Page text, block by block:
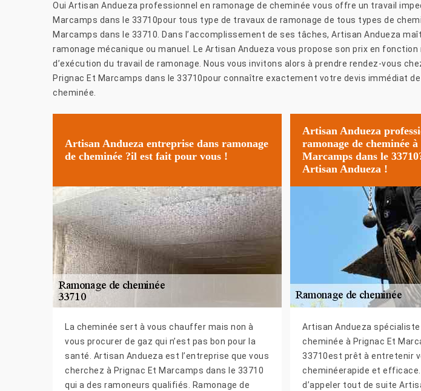
Oui Artisan Andueza professionnel en ramonage de cheminée vous offre un travail
Marcamps dans le 33710pour tous type de travaux de ramonage de tous types de
Marcamps dans le 33710. Dans l’accomplissement de ses tâches, Artisan Andueza
ramonage mécanique ou manuel. Le Artisan Andueza vous propose son prix en
d’exécution du travail de ramonage. Nous vous invitons alors à prendre rendez-vous
Prignac Et Marcamps dans le 33710pour connaître exactement votre devis immédiat
cheminée.
Artisan Andueza entreprise dans ramonage
de cheminée ?il est fait pour vous !
La cheminée sert à vous chauffer mais non à
vous procurer de gaz qui n’est pas bon pour la
santé. Artisan Andueza est l’entreprise que vous
cherchez à Prignac Et Marcamps dans le 33710
qui a des ramoneurs qualifiés. Ramonage de
Artisan Andueza
ramonage de cheminée
Marcamps dans le
Artisan Andueza !
Artisan Andueza spécialiste
cheminée à Prignac Et
33710est prêt à entretenir
cheminéerapide et
d’appeler tout de suite